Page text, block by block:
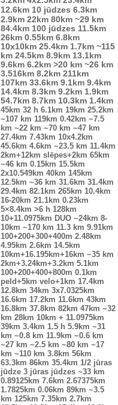
12.6km 10 jūdzes 6.3km
2.9km 22km 80km ~29 km
84.4km 100 jūdzes 11.5km
26km 0.55km 6.8km
10x10km 25.4km 1.7km ~115
km 24.5km 8.9km 13.1km
9.6km 6.2km >20 km ~26 km
3.516km 8.2km 211km
107km 33.6km 9.1km 9.4km
14.4km 8.3km 9.2km 1.9km
54.7km 8.7km 10.3km 1.4km
45km 32 h 6.1km 19km 25.2km
~107 km 119km 0.42km ~7.5
km ~22 km ~70 km ~47 km
27.4km 7.43km 10x4.2km
45.6km 4.6km ~23.5 km 11.4km
2km+12km slēpes+2km 65km
~46 km 0.15km 15.5km
2x10.549km 40km 145km
12.5km ~36 km 31.6km 31.4km
29.4km 82.1km 265km 10.4km
16-20km 21.1km 0.23km
5×8.4km >6 h 128km
10+11.0975km DUO ~24km 8-
10km ~170 km 11.3 km 9.91km
100+200+300+400m 2.48km
4.95km 2.6km 14.5km
10km+16.195km+16km ~35 km
2km+3.24km+3.2km 5.1km
100+200+400+800m 0.1km
peld+5km velo+1km 17.4km
12.8km 34km 3x7.0325km
16.6km 17.2km 11.6km 43km
16.8km 37.8km 82km 47km ~32
km 28km 10km + 11.0975km
39km 3.4km 1.5 h 5.9km ~31
km ~0.8 km 11.9km ~0.6 km
~27 km ~2.5 km ~80 km ~17
km ~110 km 3.8km 56km
63.3km 86km 35.4km 1/2 jūras
jūdze 3 jūras jūdzes ~33 km
0.89125km 7.6km 2.67375km
1.7825km 0.06km 89km ~3.5
km 125km 7.35km 2.7km